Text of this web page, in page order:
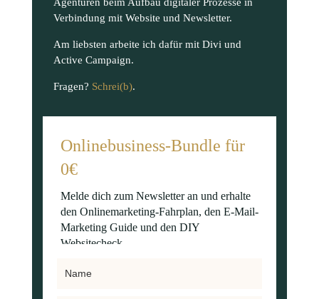
Verbindung mit Website und Newsletter.
Am liebsten arbeite ich dafür mit Divi und
Active Campaign.
Fragen? Schrei(b).
Onlinebusiness-Bundle für
0€
Melde dich zum Newsletter an und erhalte
den Onlinemarketing-Fahrplan, den E-Mail-
Marketing Guide und den DIY
Websitecheck.